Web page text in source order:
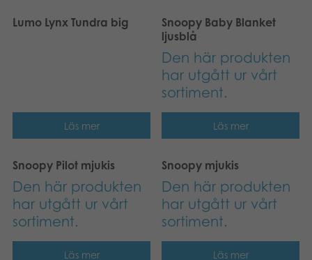
Lumo Lynx Tundra big
Läs mer
Snoopy Baby Blanket
ljusblå
Den här produkten
har utgått ur vårt
sortiment.
Läs mer
Snoopy Pilot mjukis
Den här produkten
har utgått ur vårt
sortiment.
Läs mer
Snoopy mjukis
Den här produkten
har utgått ur vårt
sortiment.
Läs mer